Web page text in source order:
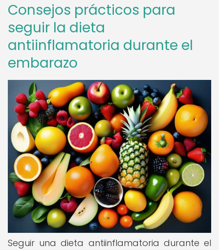
Consejos prácticos para
seguir la dieta
antiinflamatoria durante el
embarazo
Seguir una dieta antiinflamatoria durante el